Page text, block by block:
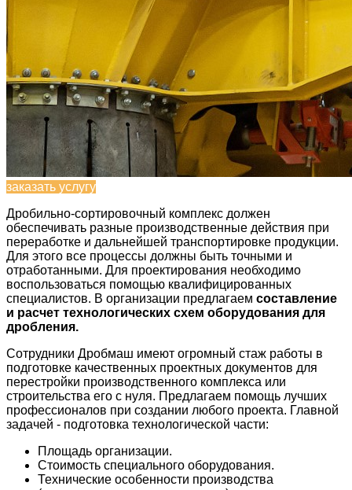
заказать услугу
Дробильно-сортировочный комплекс должен
обеспечивать разные производственные действия при
переработке и дальнейшей транспортировке продукции.
Для этого все процессы должны быть точными и
отработанными. Для проектирования необходимо
воспользоваться помощью квалифицированных
специалистов. В организации предлагаем составление
и расчет технологических схем оборудования для
дробления.
Сотрудники Дробмаш имеют огромный стаж работы в
подготовке качественных проектных документов для
перестройки производственного комплекса или
строительства его с нуля. Предлагаем помощь лучших
профессионалов при создании любого проекта. Главной
задачей - подготовка технологической части:
Площадь организации.
Стоимость специального оборудования.
Технические особенности производства